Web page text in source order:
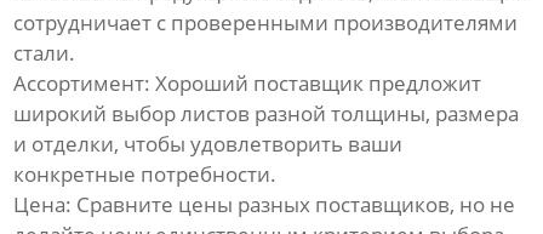
сотрудничает с проверенными производителями
стали.
Ассортимент: Хороший поставщик предложит
широкий выбор листов разной толщины, размера
и отделки, чтобы удовлетворить ваши
конкретные потребности.
Цена: Сравните цены разных поставщиков, но не